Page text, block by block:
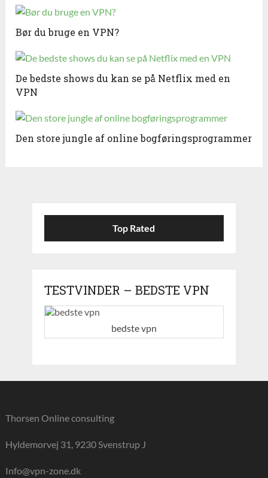
Bør du bruge en VPN?
De bedste shows du kan se på Netflix med en
VPN
Den store jungle af online bogføringsprogrammer
Top Rated
TESTVINDER – BEDSTE VPN
bedste vpn
Thorsen Online consulting
Hyldemorvej 31, 9230 Svenstrup J
Info@vpn-zone.dk